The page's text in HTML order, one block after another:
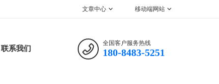
移动端网站
文章中心
联系我们 180-8483-5251
全国客户服务热线